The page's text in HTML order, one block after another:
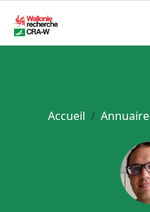
Accueil Annuaire